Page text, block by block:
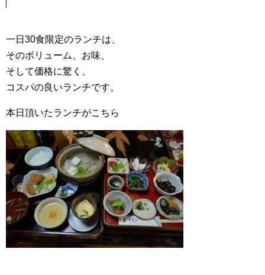
一日30食限定のランチは、
そのボリューム、お味、
そして価格に驚く、
コスパの良いランチです。
本日頂いたランチがこちら